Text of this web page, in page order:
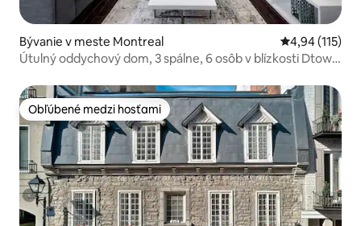
Bývanie v meste Montreal Priemerné
4,94 (115)
Útulný oddychový dom, 3 spálne, 6 osôb v blízkosti Dtown
Obľúbené medzi hosťami
Obľúbené medzi hosťami